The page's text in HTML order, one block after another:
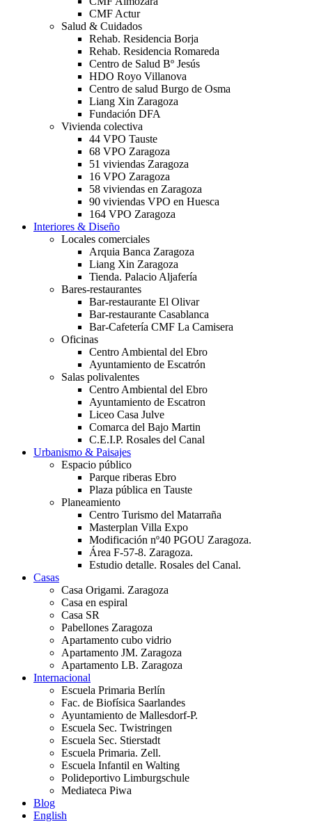
CMF Actur
Salud & Cuidados
Rehab. Residencia Borja
Rehab. Residencia Romareda
Centro de Salud Bº Jesús
HDO Royo Villanova
Centro de salud Burgo de Osma
Liang Xin Zaragoza
Fundación DFA
Vivienda colectiva
44 VPO Tauste
68 VPO Zaragoza
51 viviendas Zaragoza
16 VPO Zaragoza
58 viviendas en Zaragoza
90 viviendas VPO en Huesca
164 VPO Zaragoza
Interiores & Diseño
Locales comerciales
Arquia Banca Zaragoza
Liang Xin Zaragoza
Tienda. Palacio Aljafería
Bares-restaurantes
Bar-restaurante El Olivar
Bar-restaurante Casablanca
Bar-Cafetería CMF La Camisera
Oficinas
Centro Ambiental del Ebro
Ayuntamiento de Escatrón
Salas polivalentes
Centro Ambiental del Ebro
Ayuntamiento de Escatron
Liceo Casa Julve
Comarca del Bajo Martin
C.E.I.P. Rosales del Canal
Urbanismo & Paisajes
Espacio público
Parque riberas Ebro
Plaza pública en Tauste
Planeamiento
Centro Turismo del Matarraña
Masterplan Villa Expo
Modificación nº40 PGOU Zaragoza.
Área F-57-8. Zaragoza.
Estudio detalle. Rosales del Canal.
Casas
Casa Origami. Zaragoza
Casa en espiral
Casa SR
Pabellones Zaragoza
Apartamento cubo vidrio
Apartamento JM. Zaragoza
Apartamento LB. Zaragoza
Internacional
Escuela Primaria Berlín
Fac. de Biofísica Saarlandes
Ayuntamiento de Mallesdorf-P.
Escuela Sec. Twistringen
Escuela Sec. Stierstadt
Escuela Primaria. Zell.
Escuela Infantil en Walting
Polideportivo Limburgschule
Mediateca Piwa
Blog
English